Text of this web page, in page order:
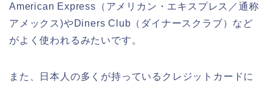
American Express（アメリカン・エキスプレス／通称
アメックス)やDiners Club（ダイナースクラブ）など
がよく使われるみたいです。
また、日本人の多くが持っているクレジットカードに